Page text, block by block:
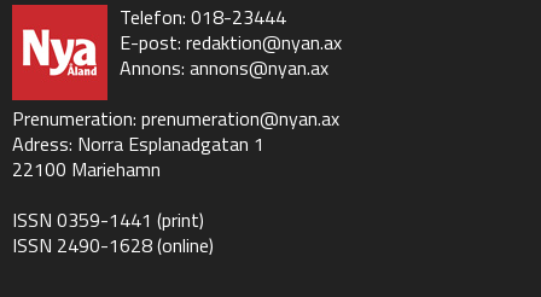
Telefon: 018-23444
E-post: redaktion@nyan.ax
Annons: annons@nyan.ax
Prenumeration: prenumeration@nyan.ax
Adress: Norra Esplanadgatan 1
22100 Mariehamn
ISSN 0359-1441 (print)
ISSN 2490-1628 (online)